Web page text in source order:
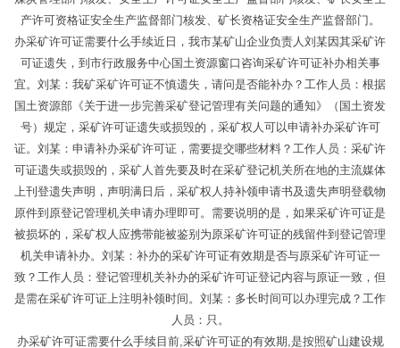
产许可资格证安全生产监督部门核发、矿长资格证安全生产监督部门。
办采矿许可证需要什么手续近日，我市某矿山企业负责人刘某因其采矿许
可证遗失，到市行政服务中心国土资源窗口咨询采矿许可证补办相关事
宜。刘某：我矿采矿许可证不慎遗失，请问是否能补办？工作人员：根据
国土资源部《关于进一步完善采矿登记管理有关问题的通知》（国土资发
号）规定，采矿许可证遗失或损毁的，采矿权人可以申请补办采矿许可
证。刘某：申请补办采矿许可证，需要提交哪些材料？工作人员：采矿许
可证遗失或损毁的，采矿人首先要及时在采矿登记机关所在地的主流媒体
上刊登遗失声明，声明满日后，采矿权人持补领申请书及遗失声明登载物
原件到原登记管理机关申请办理即可。需要说明的是，如果采矿许可证是
被损坏的，采矿权人应携带能被鉴别为原采矿许可证的残留件到登记管理
机关申请补办。刘某：补办的采矿许可证有效期是否与原采矿许可证一
致？工作人员：登记管理机关补办的采矿许可证登记内容与原证一致，但
是需在采矿许可证上注明补领时间。刘某：多长时间可以办理完成？工作
人员：只。
办采矿许可证需要什么手续目前,采矿许可证的有效期,是按照矿山建设规